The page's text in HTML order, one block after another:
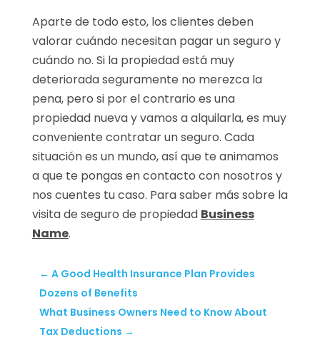
Aparte de todo esto, los clientes deben
valorar cuándo necesitan pagar un seguro y
cuándo no. Si la propiedad está muy
deteriorada seguramente no merezca la
pena, pero si por el contrario es una
propiedad nueva y vamos a alquilarla, es muy
conveniente contratar un seguro. Cada
situación es un mundo, así que te animamos
a que te pongas en contacto con nosotros y
nos cuentes tu caso. Para saber más sobre la
visita de seguro de propiedad Business
Name.
← A Good Health Insurance Plan Provides
Dozens of Benefits
What Business Owners Need to Know About
Tax Deductions →